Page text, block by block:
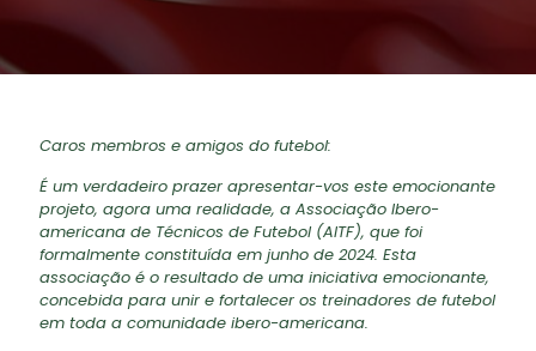
Caros membros e amigos do futebol:
É um verdadeiro prazer apresentar-vos este emocionante
projeto, agora uma realidade, a Associação Ibero-
americana de Técnicos de Futebol (AITF), que foi
formalmente constituída em junho de 2024. Esta
associação é o resultado de uma iniciativa emocionante,
concebida para unir e fortalecer os treinadores de futebol
em toda a comunidade ibero-americana.